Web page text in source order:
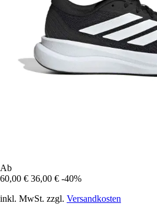
Ab
60,00 € 36,00 € -40%
inkl. MwSt. zzgl. Versandkosten